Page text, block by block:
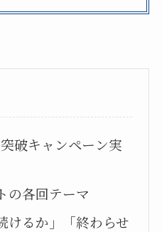
破キャンペーン実
の各回テーマ
けるか」「終わらせ